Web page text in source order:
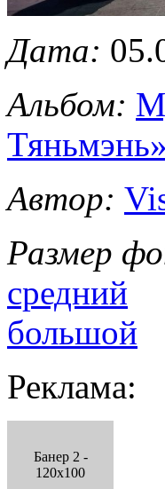
Дата:
Альбом:
Тяньмэнь»
Автор:
Размер
средний
большой
Реклама:
Банер 2 -
120x100